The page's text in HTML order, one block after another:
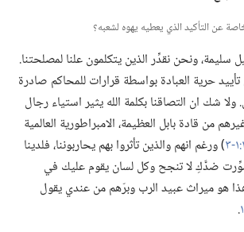
سليمة،‏ ونحن نقدِّر الذين يتكلمون علنا لمصلحتنا.‏
حرية العبادة بواسطة قرارات للمحاكم صادرة
شك ان التصاقنا بكلمة الله يثير استياء رجال
من قادة بابل العظيمة،‏ الامبراطورية العالمية
‏)‏ ورغم انهم والذين تأثروا بهم يحاربوننا،‏ فلدينا
ضدَّكِ لا تنجح وكل لسان يقوم عليك في
هو ميراث عبيد الرب وبرّهم من عندي يقول
‏.‏